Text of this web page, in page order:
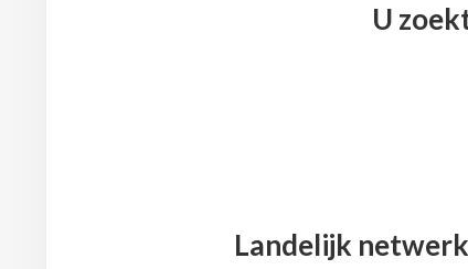
U
Landelijk